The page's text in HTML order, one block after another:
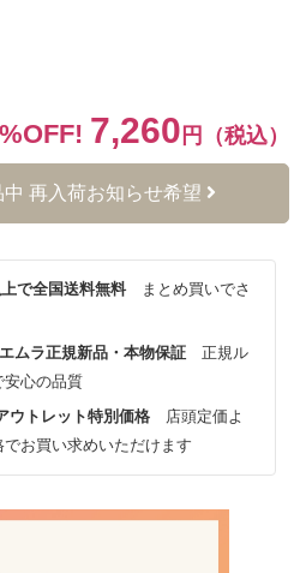
7,260 円（税込）
中 再入荷お知らせ希望
で全国送料無料まとめ買いでさ
ムラ正規新品・本物保証 正規ル
安心の品質
ウトレット特別価格 店頭定価よ
でお買い求めいただけます